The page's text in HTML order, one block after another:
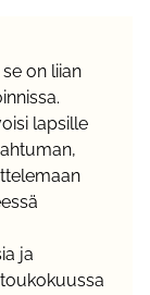
on liian
lapsille
ja